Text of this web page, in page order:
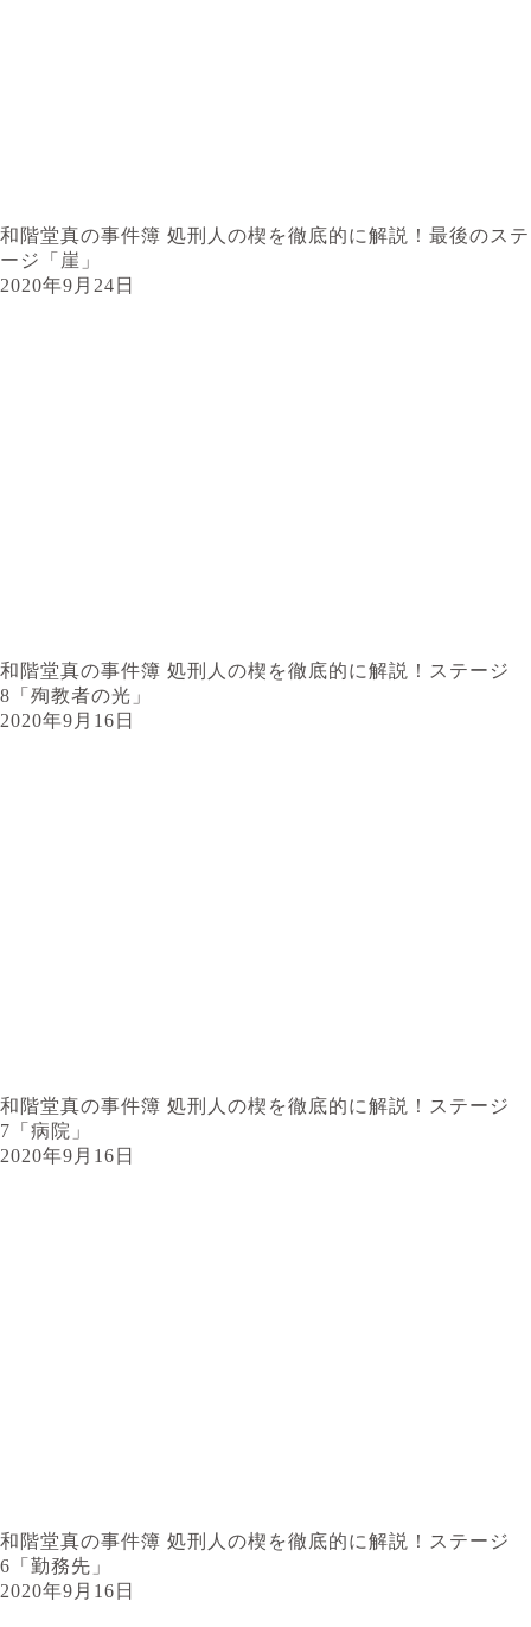
和階堂真の事件簿 処刑人の楔を徹底的に解説！最後のステ
ージ「崖」
2020年9月24日
和階堂真の事件簿 処刑人の楔を徹底的に解説！ステージ
8「殉教者の光」
2020年9月16日
和階堂真の事件簿 処刑人の楔を徹底的に解説！ステージ
7「病院」
2020年9月16日
和階堂真の事件簿 処刑人の楔を徹底的に解説！ステージ
6「勤務先」
2020年9月16日